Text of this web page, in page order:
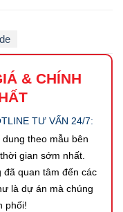
& CHÍNH
TƯ VẤN 24/7:
theo mẫu bên
gian sớm nhất.
đã quan tâm đến các
là dự án mà chúng
phối!